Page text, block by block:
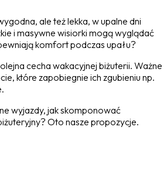
ale też lekka, w upalne dni
i masywne wisiorki mogą wyglądać
komfort podczas upału?
cecha wakacyjnej biżuterii. Ważne
które zapobiegnie ich zgubieniu np.
wyjazdy, jak skomponować
Oto nasze propozycje.